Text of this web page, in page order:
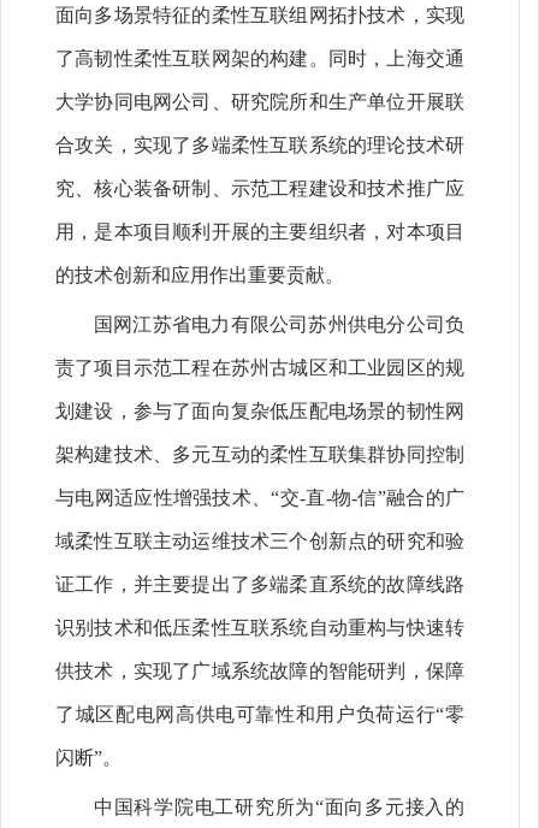
面向多场景特征的柔性互联组网拓扑技术，实现
了高韧性柔性互联网架的构建。同时，上海交通
大学协同电网公司、研究院所和生产单位开展联
合攻关，实现了多端柔性互联系统的理论技术研
究、核心装备研制、示范工程建设和技术推广应
用，是本项目顺利开展的主要组织者，对本项目
的技术创新和应用作出重要贡献。
国网江苏省电力有限公司苏州供电分公司负
责了项目示范工程在苏州古城区和工业园区的规
划建设，参与了面向复杂低压配电场景的韧性网
架构建技术、多元互动的柔性互联集群协同控制
与电网适应性增强技术、“交-直-物-信”融合的广
域柔性互联主动运维技术三个创新点的研究和验
证工作，并主要提出了多端柔直系统的故障线路
识别技术和低压柔性互联系统自动重构与快速转
供技术，实现了广域系统故障的智能研判，保障
了城区配电网高供电可靠性和用户负荷运行“零
闪断”。
中国科学院电工研究所为“面向多元接入的